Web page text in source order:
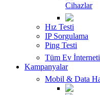
Cihazlar
Hız Testi
IP Sorgulama
Ping Testi
Tüm Ev
Kampanyalar
Mobil & Data